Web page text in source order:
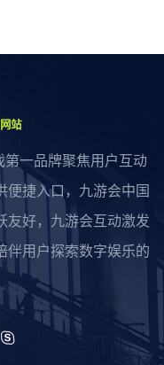
第一品牌聚焦用户互动
便捷入口，九游会中国
友好，九游会互动激发
伴用户探索数字娱乐的